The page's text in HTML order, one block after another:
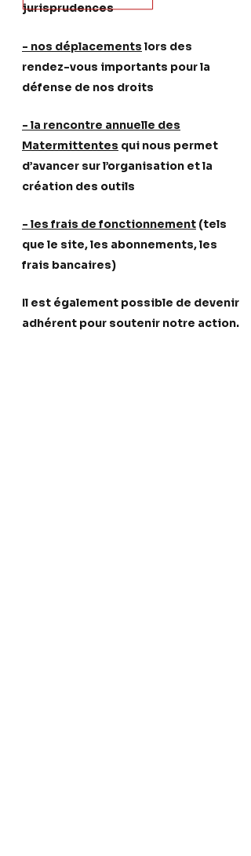
jurisprudences
- nos déplacements lors des
rendez-vous importants pour la
défense de nos droits
- la rencontre annuelle des
Matermittentes qui nous permet
d’avancer sur l’organisation et la
création des outils
- les frais de fonctionnement (tels
que le site, les abonnements, les
frais bancaires)
Il est également possible de devenir
adhérent pour soutenir notre action.